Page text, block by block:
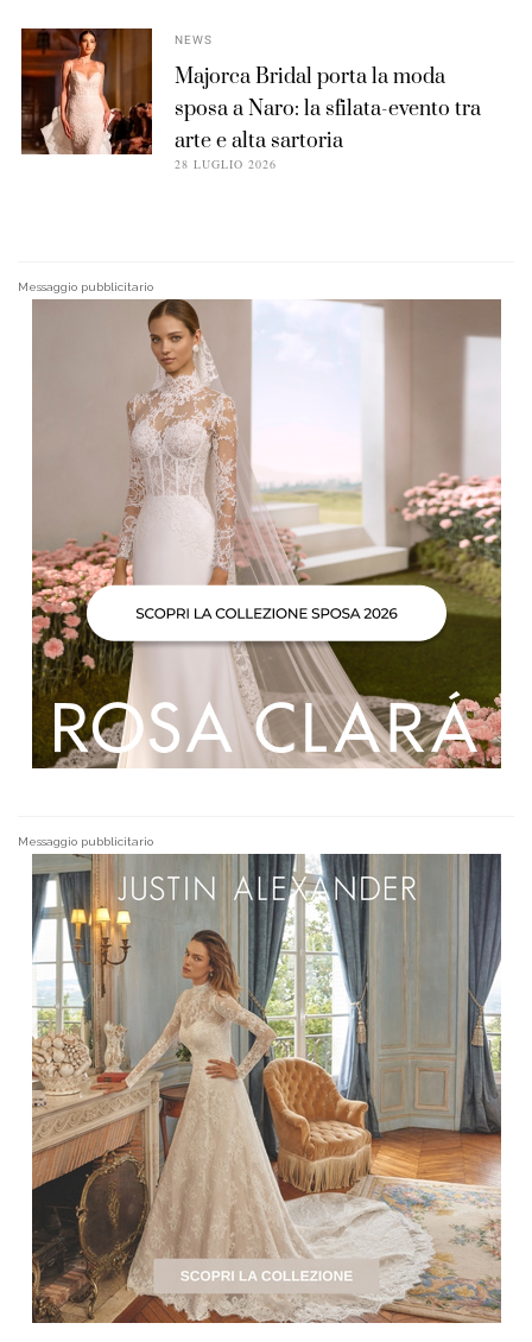
NEWS
Majorca Bridal porta la moda
sposa a Naro: la sfilata-evento tra
arte e alta sartoria
28 LUGLIO 2026
Messaggio pubblicitario
Messaggio pubblicitario